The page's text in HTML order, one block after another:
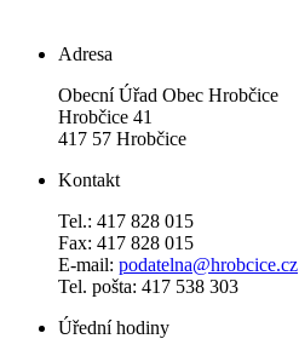
Adresa
Obecní Úřad Obec Hrobčice
Hrobčice 41
417 57 Hrobčice
Kontakt
Tel.: 417 828 015
Fax: 417 828 015
E-mail: podatelna@hrobcice.cz
Tel. pošta: 417 538 303
Úřední hodiny